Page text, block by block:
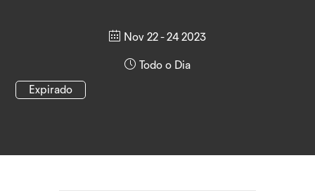
Nov 22 - 24 2023
Expirado
Todo o Dia